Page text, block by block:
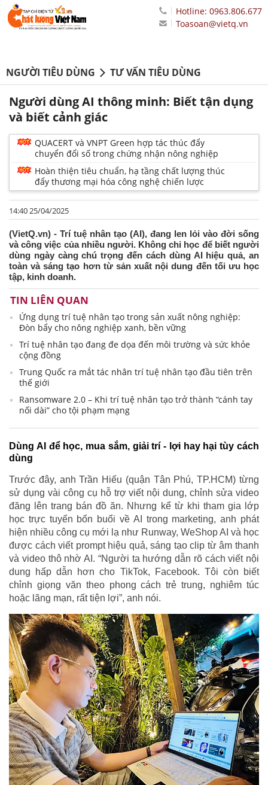
Hotline: 0963.806.677
Toasoan@vietq.vn
NGƯỜI TIÊU DÙNG TƯ VẤN TIÊU DÙNG
Người dùng AI thông minh: Biết tận dụng
và biết cảnh giác
QUACERT và VNPT Green hợp tác thúc đẩy
chuyển đổi số trong chứng nhận nông nghiệp
Hoàn thiện tiêu chuẩn, hạ tầng chất lượng thúc
đẩy thương mại hóa công nghệ chiến lược
14:40 25/04/2025
(VietQ.vn) - Trí tuệ nhân tạo (AI), đang len lỏi vào đời sống
và công việc của nhiều người. Không chỉ học để biết người
dùng ngày càng chú trọng đến cách dùng AI hiệu quả, an
toàn và sáng tạo hơn từ sản xuất nội dung đến tối ưu học
tập, kinh doanh.
TIN LIÊN QUAN
Ứng dụng trí tuệ nhân tạo trong sản xuất nông nghiệp:
Đòn bẩy cho nông nghiệp xanh, bền vững
Trí tuệ nhân tạo đang đe dọa đến môi trường và sức khỏe
cộng đồng
Trung Quốc ra mắt tác nhân trí tuệ nhân tạo đầu tiên trên
thế giới
Ransomware 2.0 – Khi trí tuệ nhân tạo trở thành “cánh tay
nối dài” cho tội phạm mạng
Dùng AI để học, mua sắm, giải trí - lợi hay hại tùy cách
dùng
Trước đây, anh Trần Hiếu (quận Tân Phú, TP.HCM) từng
sử dụng vài công cụ hỗ trợ viết nội dung, chỉnh sửa video
đăng lên trang bán đồ ăn. Nhưng kể từ khi tham gia lớp
học trực tuyến bốn buổi về AI trong marketing, anh phát
hiện nhiều công cụ mới lạ như Runway, WeShop AI và học
được cách viết prompt hiệu quả, sáng tạo clip từ âm thanh
và video thô nhờ AI. “Người ta hướng dẫn rõ cách viết nội
dung hấp dẫn hơn cho TikTok, Facebook. Tôi còn biết
chỉnh giọng văn theo phong cách trẻ trung, nghiêm túc
hoặc lãng mạn, rất tiện lợi”, anh nói.